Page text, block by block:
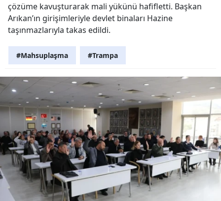
çözüme kavuşturarak mali yükünü hafifletti. Başkan
Arıkan’ın girişimleriyle devlet binaları Hazine
taşınmazlarıyla takas edildi.
#Mahsuplaşma #Trampa